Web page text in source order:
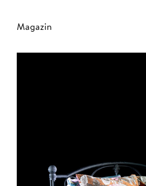
Magazin